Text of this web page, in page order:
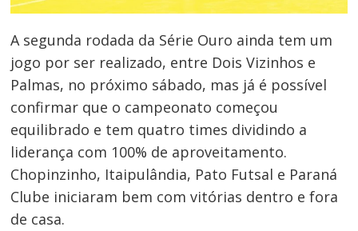
A segunda rodada da Série Ouro ainda tem um
jogo por ser realizado, entre Dois Vizinhos e
Palmas, no próximo sábado, mas já é possível
confirmar que o campeonato começou
equilibrado e tem quatro times dividindo a
liderança com 100% de aproveitamento.
Chopinzinho, Itaipulândia, Pato Futsal e Paraná
Clube iniciaram bem com vitórias dentro e fora
de casa.